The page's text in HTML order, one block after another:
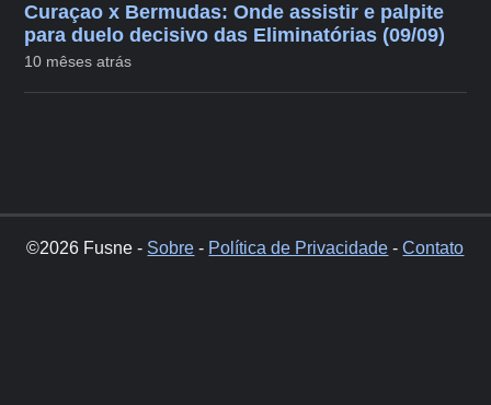
Curaçao x Bermudas: Onde assistir e palpite
para duelo decisivo das Eliminatórias (09/09)
10 mêses atrás
©2026 Fusne - Sobre - Política de Privacidade -Contato